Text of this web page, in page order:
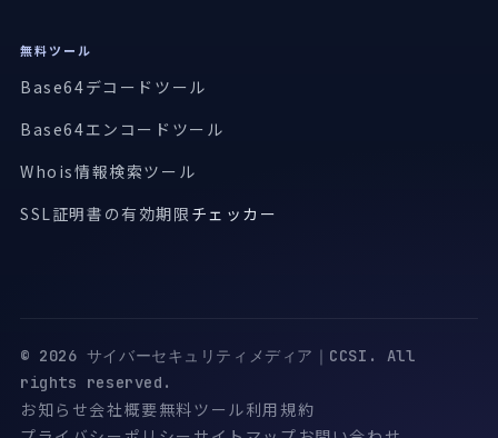
無料ツール
Base64デコードツール
Base64エンコードツール
Whois情報検索ツール
SSL証明書の有効期限 チェッカー
© 2026 サイバーセキュリティメディア｜CCSI. All
rights reserved.
お知らせ会社概要無料ツール利用規約